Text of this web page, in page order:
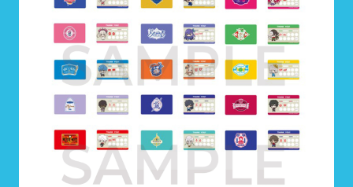
・描き下ろしイラスト クリアカード（ランダム全５種）
・チケット風カード
・宮本武蔵・テスカトリポカショップロゴ ステッカーセット